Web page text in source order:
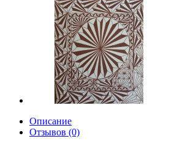
Описание
Отзывов (0)